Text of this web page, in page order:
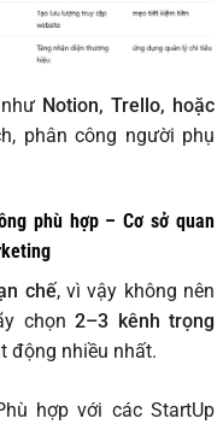
Notion, Trello, hoặc
phân công người phụ
phù hợp – Cơ sở quan
chế, vì vậy không nên
chọn 2–3 kênh trọng
động nhiều nhất.
hợp với các StartUp